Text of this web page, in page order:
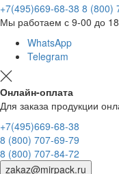
+7(495)669-68-38 8 (800)
Мы работаем с 9-00 до
WhatsApp
Telegram
Онлайн-оплата
Для заказа продукции
+7(495)669-68-38
8 (800) 707-69-79
8 (800) 707-84-72
zakaz@mirpack.ru